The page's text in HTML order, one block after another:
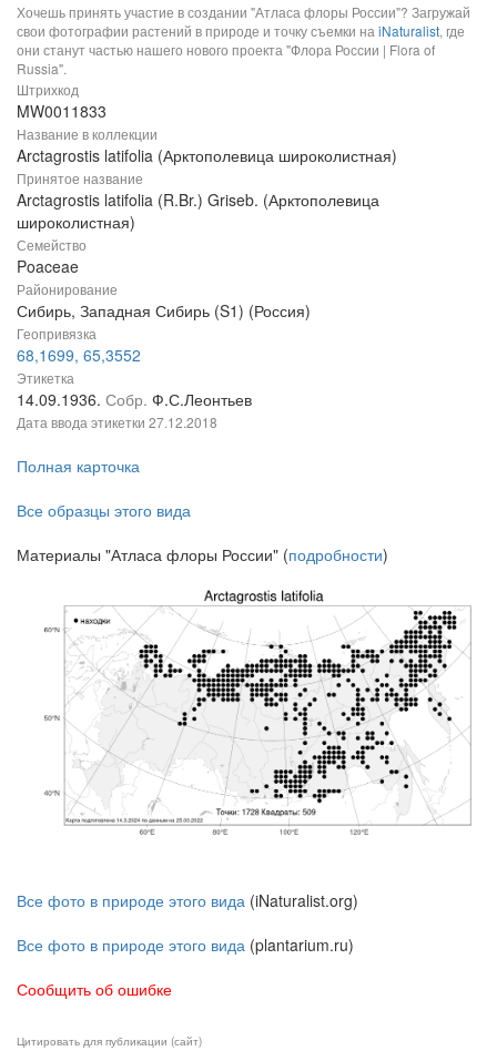
Хочешь принять участие в создании "Атласа флоры России"? Загружай
свои фотографии растений в природе и точку съемки на iNaturalist, где
они станут частью нашего нового проекта "Флора России | Flora of
Russia".
Штрихкод
MW0011833
Название в коллекции
Arctagrostis latifolia (Арктополевица широколистная)
Принятое название
Arctagrostis latifolia (R.Br.) Griseb. (Арктополевица
широколистная)
Семейство
Poaceae
Районирование
Сибирь, Западная Сибирь (S1) (Россия)
Геопривязка
68,1699, 65,3552
Этикетка
14.09.1936. Собр. Ф.С.Леонтьев
Дата ввода этикетки 27.12.2018
Полная карточка
Все образцы этого вида
Материалы "Атласа флоры России" (подробности)
Все фото в природе этого вида (iNaturalist.org)
Все фото в природе этого вида (plantarium.ru)
Сообщить об ошибке
Цитировать для публикации (сайт)